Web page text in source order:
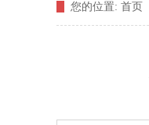
您的位置: 首页